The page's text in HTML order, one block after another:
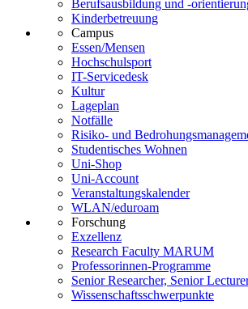
Berufsausbildung und -
Kinderbetreuung
Campus
Essen/Mensen
Hochschulsport
IT-Servicedesk
Kultur
Lageplan
Notfälle
Risiko- und
Studentisches Wohnen
Uni-Shop
Uni-Account
Veranstaltungskalender
WLAN/eduroam
Forschung
Exzellenz
Research Faculty MARUM
Professorinnen-Programme
Senior Researcher, Senior
Wissenschaftsschwerpunkte